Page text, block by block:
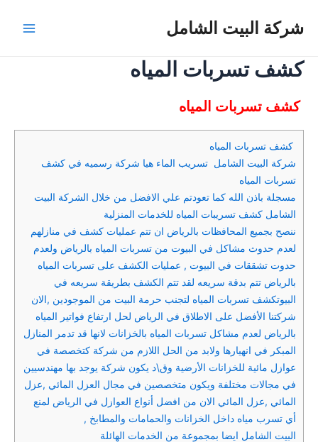
المحتوى
شركة البيت الشامل
كشف تسربات المياه
كشف تسربات المياه
كشف تسربات المياه
شركة البيت الشامل تسريب الماء هيا شركة رسميه في كشف
تسربات المياه
مسجلة باذن الله كما تعودتم علي الافضل من خلال الشركة البيت
الشامل كشف تسريبات المياه للخدمات المنزلية
ننصح بجميع المحافظات بالرياض ان تتم عمليات كشف في منازلهم
لعدم حدوث مشاكل في البيوت من تسربات المياه بالرياض ولعدم
حدوت تشققات في البيوت , عمليات الكشف على تسربات المياه
بالرياض تتم بدقة سريعه لقد تتم الكشف بطريقة سريعه في
البيوتكشف تسربات المياه لتجنب حرمة البيت من الموجودين ,الان
شركتنا الأفضل على الاطلاق في الرياض لحل ارتفاع فواتير المياه
بالرياض لعدم مشاكل تسربات المياه بالخزانات لانها قد تدمر المنازل
المبكر في انهيارها ولابد من الحل اللازم من شركة كتخصصة في
عوازل مائية للخزانات الأرضية وق\د يكون شركة يوجد بها مهندسيين
في مجالات مختلفة ويكون متخصصين في مجال العزل المائي ,عزل
المائي ,عزل المائي الان من افضل أنواع العوازل في الرياض لمنع
أي تسرب مياه داخل الخزانات والحمامات والمطابخ ,
البيت الشامل ايضا بمجموعة من الخدمات الهائلة